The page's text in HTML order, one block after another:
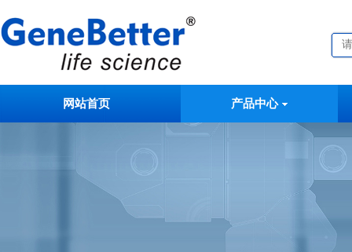
网站首页 产品中心